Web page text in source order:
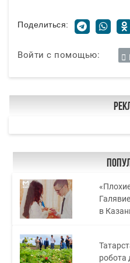
Поделиться:
Войти с помощью:
в
робота